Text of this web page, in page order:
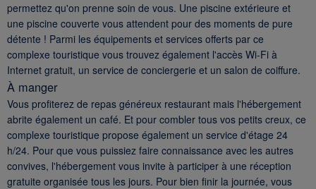
permettez qu'on prenne soin de vous. Une piscine extérieure et
une piscine couverte vous attendent pour des moments de pure
détente ! Parmi les équipements et services offerts par ce
complexe touristique vous trouvez également l'accès Wi-Fi à
Internet gratuit, un service de conciergerie et un salon de coiffure.
À manger
Vous profiterez de repas généreux restaurant mais l'hébergement
abrite également un café. Et pour combler tous vos petits creux, ce
complexe touristique propose également un service d'étage 24
h/24. Pour que vous puissiez faire connaissance avec les autres
convives, l'hébergement vous invite à participer à une réception
gratuite organisée tous les jours. Pour bien finir la journée, vous